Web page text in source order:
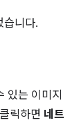
습니다.
있는 이미지
릭하면 네트